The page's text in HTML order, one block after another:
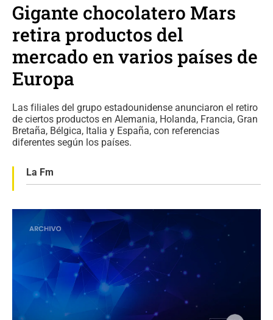
Gigante chocolatero Mars
retira productos del
mercado en varios países de
Europa
Las filiales del grupo estadounidense anunciaron el retiro
de ciertos productos en Alemania, Holanda, Francia, Gran
Bretaña, Bélgica, Italia y España, con referencias
diferentes según los países.
La Fm